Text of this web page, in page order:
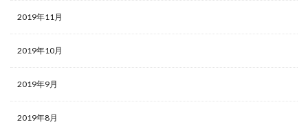
2019年11月
2019年10月
2019年9月
2019年8月